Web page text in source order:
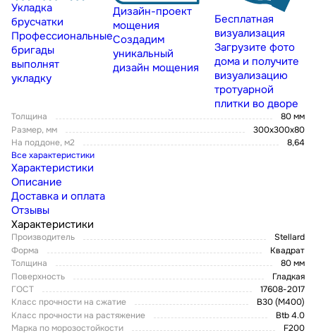
Укладка
брусчатки
Профессиональные
бригады
выполнят
укладку
Дизайн-проект
мощения
Создадим
уникальный
дизайн мощения
Бесплатная
визуализация
Загрузите фото
дома и получите
визуализацию
тротуарной
плитки во дворе
Толщина
80 мм
Размер, мм
300х300х80
На поддоне, м2
8,64
Все характеристики
Характеристики
Описание
Доставка и оплата
Отзывы
Характеристики
Производитель
Stellard
Форма
Квадрат
Толщина
80 мм
Поверхность
Гладкая
ГОСТ
17608-2017
Класс прочности на сжатие
В30 (М400)
Класс прочности на растяжение
Btb 4.0
Марка по морозостойкости
F200